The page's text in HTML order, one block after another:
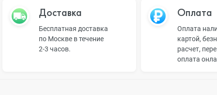
Доставка
Бесплатная доставка
по Москве в течение
2-3 часов.
Оплата
Оплата
картой,
расчет,
оплата